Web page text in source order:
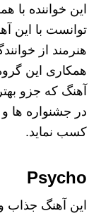
توانست با این
هنرمند از
همکاری این
آهنگ که جزو
در جشنواره ها
کسب نماید.
Psycho
این آهنگ جذاب